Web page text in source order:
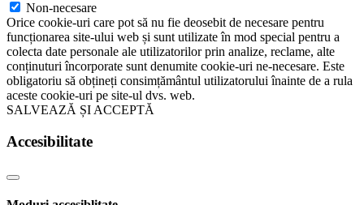
Non-necesare
Orice cookie-uri care pot să nu fie deosebit de necesare pentru
funcționarea site-ului web și sunt utilizate în mod special pentru a
colecta date personale ale utilizatorilor prin analize, reclame, alte
conținuturi încorporate sunt denumite cookie-uri ne-necesare. Este
obligatoriu să obțineți consimțământul utilizatorului înainte de a rula
aceste cookie-uri pe site-ul dvs. web.
SALVEAZĂ ȘI ACCEPTĂ
Accesibilitate